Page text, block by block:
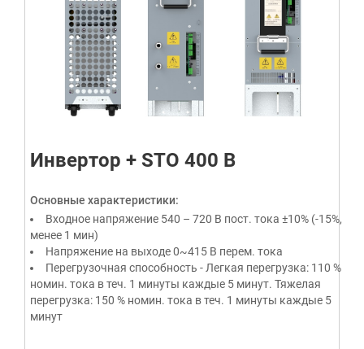
Инвертор + STO 400 В
Основные характеристики:
Входное напряжение 540 – 720 В пост. тока ±10% (-15%,
менее 1 мин)
Напряжение на выходе 0~415 В перем. тока
Перегрузочная способность - Легкая перегрузка: 110 %
номин. тока в теч. 1 минуты каждые 5 минут. Тяжелая
перегрузка: 150 % номин. тока в теч. 1 минуты каждые 5
минут